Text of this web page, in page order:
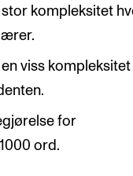
kompleksitet
viss
for
ord.